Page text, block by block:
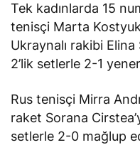
Tek kadınlarda 15
tenisçi Marta
Ukraynalı rakibi
2’lik setlerle 2-1
Rus tenisçi Mirra
raket Sorana
setlerle 2-0 mağlup